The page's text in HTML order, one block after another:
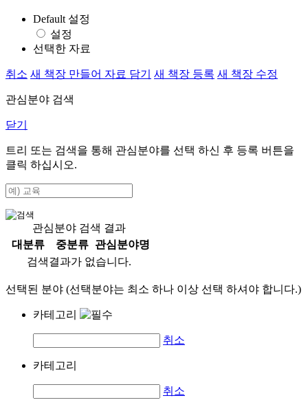
Default 설정
설정
선택한 자료
취소 새 책장 만들어 자료 담기 새 책장 등록 새 책장 수정
관심분야 검색
닫기
트리 또는 검색을 통해 관심분야를 선택 하신 후 등록 버튼을
클릭 하십시오.
관심분야 검색 결과
대분류
중분류
관심분야명
검색결과가 없습니다.
선택된 분야 (선택분야는 최소 하나 이상 선택 하셔야 합니다.)
카테고리
취소
카테고리
취소